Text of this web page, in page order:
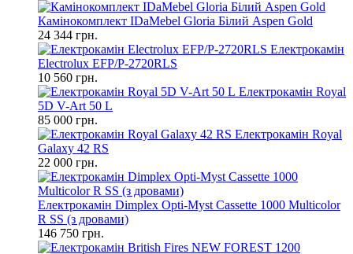
Камінокомплект IDaMebel Gloria Білий Aspen Gold
24 344 грн.
Електрокамін
Electrolux EFP/P-2720RLS
10 560 грн.
Електрокамін Royal
5D V-Art 50 L
85 000 грн.
Електрокамін Royal
Galaxy 42 RS
22 000 грн.
Електрокамін Dimplex Opti-Myst Cassette 1000 Multicolor
R SS (з дровами)
146 750 грн.